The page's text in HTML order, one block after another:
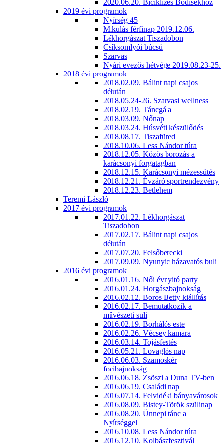
2020.06.20. Biciklizés Bódisékhoz
2019 évi programok
Nyírség 45
Mikulás férfinap 2019.12.06.
Lékhorgászat Tiszadobon
Csíksomlyói búcsú
Szarvas
Nyári evezős hétvége 2019.08.23-25.
2018 évi programok
2018.02.09. Bálint napi csajos
délután
2018.05.24-26. Szarvasi wellness
2018.02.19. Táncgála
2018.03.09. Nőnap
2018.03.24. Húsvéti készülődés
2018.08.17. Tiszafüred
2018.10.06. Less Nándor túra
2018.12.05. Közös borozás a
karácsonyi forgatagban
2018.12.15. Karácsonyi mézessütés
2018.12.21. Évzáró sportrendezvény
2018.12.23. Betlehem
Teremi László
2017 évi programok
2017.01.22. Lékhorgászat
Tiszadobon
2017.02.17. Bálint napi csajos
délután
2017.07.20. Felsőberecki
2017.09.09. Nyunyic házavatós buli
2016 évi programok
2016.01.16. Női évnyitó party
2016.01.24. Horgászbajnokság
2016.02.12. Boros Betty kiállítás
2016.02.17. Bemutatkozik a
művészeti suli
2016.02.19. Borhálós este
2016.02.26. Vécsey kamara
2016.03.14. Tojásfestés
2016.05.21. Lovaglós nap
2016.06.03. Szamoskér
focibajnokság
2016.06.18. Zsöszi a Duna TV-ben
2016.06.19. Családi nap
2016.07.14. Felvidéki bányavárosok
2016.08.09. Bistey-Török szülinap
2016.08.20. Ünnepi tánc a
Nyírséggel
2016.10.08. Less Nándor túra
2016.12.10. Kolbászfesztivál